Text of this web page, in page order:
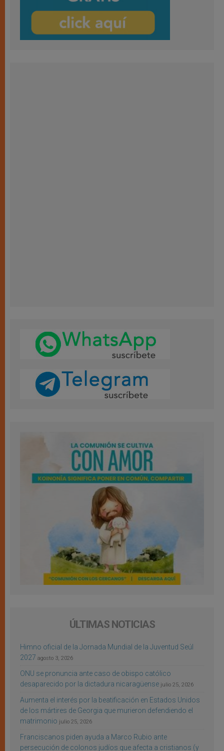
ÚLTIMAS NOTICIAS
Himno oficial de la Jornada Mundial de la Juventud Seúl
2027 agosto 3, 2026
ONU se pronuncia ante caso de obispo católico
desaparecido por la dictadura nicaragüense julio 25, 2026
Aumenta el interés por la beatificación en Estados Unidos
de los mártires de Georgia que murieron defendiendo el
matrimonio julio 25, 2026
Franciscanos piden ayuda a Marco Rubio ante
persecución de colonos judíos que afecta a cristianos (y